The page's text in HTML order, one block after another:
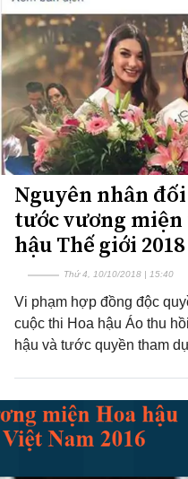
Nguyên nhân
tước vương
hậu Thế giới 2018
Thứ 4, 10/10/2018 | 15:40
Vi phạm hợp đồng độc
cuộc thi Hoa hậu Áo thu
hậu và tước quyền tham